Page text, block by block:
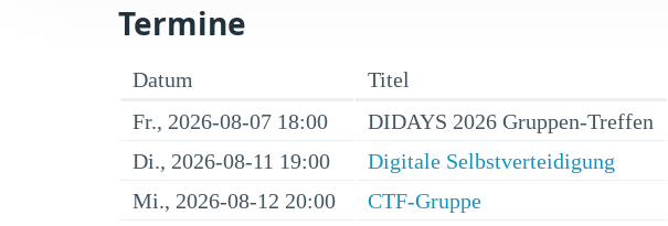
Termine
Datum Titel
Fr., 2026-08-07 18:00
DIDAYS 2026 Gruppen-Treffen
Di., 2026-08-11 19:00
Digitale Selbstverteidigung
Mi., 2026-08-12 20:00
CTF-Gruppe